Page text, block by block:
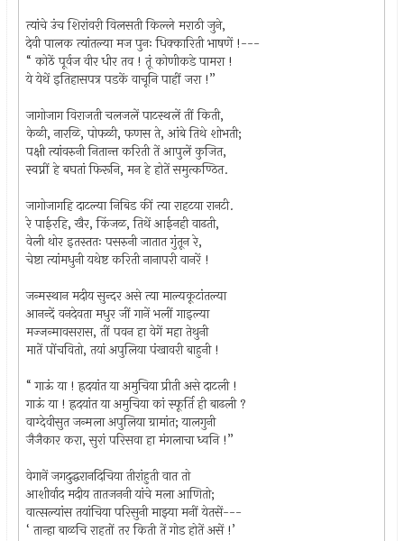
त्यांचे उंच शिरांवरी विलसती किल्ले मराठी जुने,
देवी पालक त्यांतल्या मज पुनः धिक्कारिती भाषणें !---
“ कोठें पूर्वज वीर धीर तव ! तूं कोणीकडे पामरा !
ये येथें इतिहासपत्र पडकें वाचूनि पाहीं जरा !”
जागोजाग विराजती चलजलें पाटस्थलें तीं किती,
केळी, नारळि, पोफळी, फणस ते, आंबे तिथे शोभती;
पक्षी त्यांवरुनी नितान्त करिती तें आपुलें कुजित,
स्वप्नीं हे बघतां फिरूनि, मन हे होतें समुत्कण्ठित.
जागोजागहि दाटल्या निबिड कीं त्या राहटया रानटी.
रे पाईरहि, खैर, किंजळ, तिथें आईनही वाढती,
वेली थोर इतस्ततः पसरुनी जातात गुंतून रे,
चेष्टा त्यांमधुनी यथेष्ट करिती नानापरी वानरें !
जन्मस्थान मदीय सुन्दर असे त्या माल्यकूटांतल्या
आनन्दें वनदेवता मधुर जीं गानें भलीं गाइल्या
मज्जन्मावसरास, तीं पवन हा वेगें महा तेथुनी
मातें पोंचवितो, तयां अपुलिया पंखावरी बाहुनी !
“ गाऊं या ! ह्रदयांत या अमुचिया प्रीती असे दाटली !
गाऊं या ! ह्रदयांत या अमुचिया कां स्फूर्ति ही बाढली ?
वाग्देवीसुत जन्मला अपुलिया ग्रामांत; यालगुनी
जैजैकार करा, सुरां परिसवा हा मंगलाचा ध्वनि !”
वेगानें जगदुद्धरानदिचिया तीरांहुती वात तो
आशीर्वाद मदीय तातजननी यांचे मला आणितो;
वात्सल्यांस तयांचिया परिसुनी माझ्या मनीं येतसें---
‘ तान्हा बाळचि राहतों तर किती तें गोड होतें असें !’